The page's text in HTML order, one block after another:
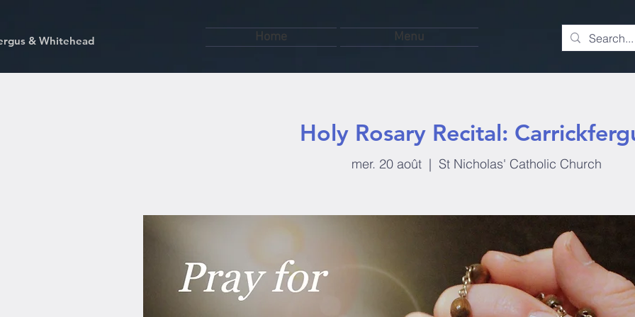
& Whitehead Home Menu
Holy Rosary Recital:
mer. 20 août
  |
St Nicholas' Catholic Church